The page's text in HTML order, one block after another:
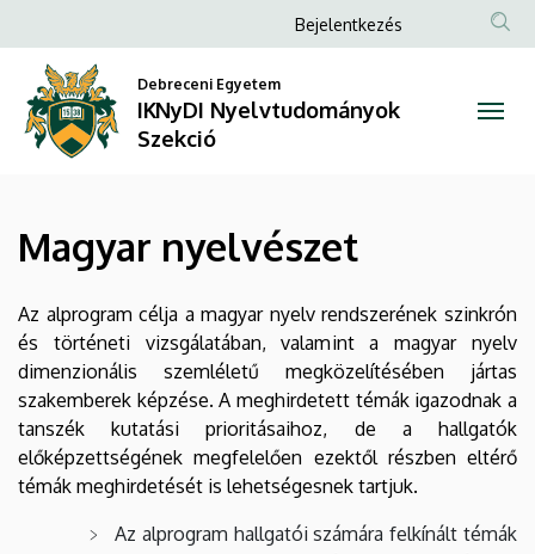
nyelvészet
IKNyDI
Nyelvtudományok
Szekció
a
tartalomra
Anonim
menüje
Bejelentkezés
Debreceni Egyetem
IKNyDI Nyelvtudományok
Szekció
Magyar nyelvészet
Az alprogram célja a magyar nyelv rendszerének szinkrón
és történeti vizsgálatában, valamint a magyar nyelv
dimenzionális szemléletű megközelítésében jártas
szakemberek képzése. A meghirdetett témák igazodnak a
tanszék kutatási prioritásaihoz, de a hallgatók
előképzettségének megfelelően ezektől részben eltérő
témák meghirdetését is lehetségesnek tartjuk.
Az alprogram hallgatói számára felkínált témák